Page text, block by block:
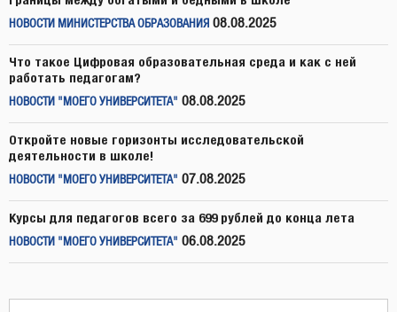
НОВОСТИ МИНИСТЕРСТВА ОБРАЗОВАНИЯ 08.08.2025
Что такое Цифровая образовательная среда и как с ней
работать педагогам?
НОВОСТИ "МОЕГО УНИВЕРСИТЕТА" 08.08.2025
Откройте новые горизонты исследовательской
деятельности в школе!
НОВОСТИ "МОЕГО УНИВЕРСИТЕТА" 07.08.2025
Курсы для педагогов всего за 699 рублей до конца лета
НОВОСТИ "МОЕГО УНИВЕРСИТЕТА" 06.08.2025